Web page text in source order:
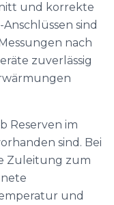
und korrekte
sind
nach
zuverlässig
Reserven im
sind. Bei
Zuleitung zum
und